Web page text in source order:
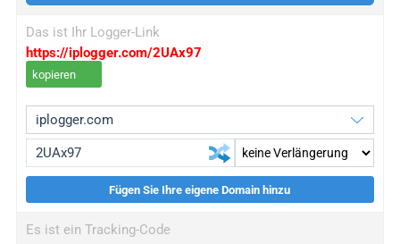
Das ist Ihr Logger-Link
https://iplogger.com/2UAx97
kopieren
wl.gl
Fügen Sie Ihre eigene Domain hinzu
Es ist ein Tracking-Code